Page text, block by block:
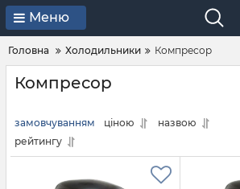
Меню
Головна Холодильники Компресор
Компресор
замовчуванням ціною
назвою
рейтингу